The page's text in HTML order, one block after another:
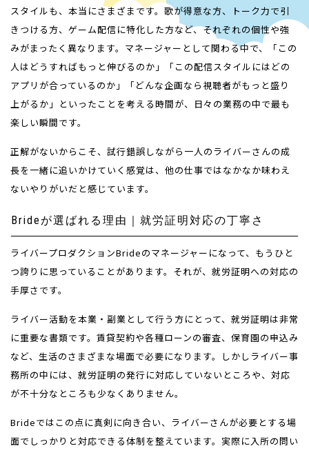
スタイルも、本当にさまざまです。歌が得意な方、トーク力で引
きつける方、ゲーム配信に特化した方など、それぞれの個性や強
みがまったく異なります。マネージャーとして関わる中で、「この
人はどうすればもっと伸びるのか」「この配信スタイルにはどの
アプリが合っているのか」「どんな企画なら視聴者がもっと盛り
上がるか」といったことを考える時間が、日々の業務の中で最も
楽しい瞬間です。
正解がないからこそ、試行錯誤しながら一人のライバーさんの成
長を一緒に追いかけていく感覚は、他の仕事ではなかなか味わえ
ないやりがいだと感じています。
Brideが選ばれる理由｜就労証明対応の丁寧さ
ライバープロダクションBrideのマネージャーになって、もうひと
つ誇りに思っていることがあります。それが、就労証明への対応の
手厚さです。
ライバー活動を本業・副業として行う方にとって、就労証明は非常
に重要な書類です。賃貸契約や各種ローンの審査、保育園の申込み
など、生活のさまざまな場面で必要になります。しかしライバー事
務所の中には、就労証明の発行に対応していないところや、対応
が不十分なところも少なくありません。
Brideではこの点に真剣に向き合い、ライバーさんが必要とする場
面でしっかりと対応できる体制を整えています。実際に入所の問い